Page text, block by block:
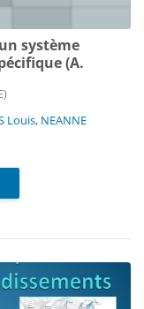
système
(A.
Louis, NEANNE